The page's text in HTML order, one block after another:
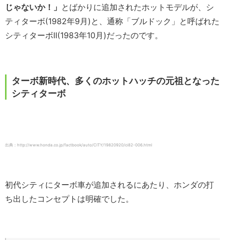
じゃないか！」 とばかりに追加されたホットモデルが、シ
ティターボ(1982年9月)と、通称「ブルドック」と呼ばれた
シティターボII(1983年10月)だったのです。
ターボ新時代、多くのホットハッチの元祖となった
シティターボ
出典：http://www.honda.co.jp/factbook/auto/CITY/19820920/ci82-006.html
初代シティにターボ車が追加されるにあたり、ホンダの打
ち出したコンセプトは明確でした。